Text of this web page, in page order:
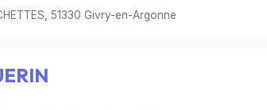
51330 Givry-en-Argonne